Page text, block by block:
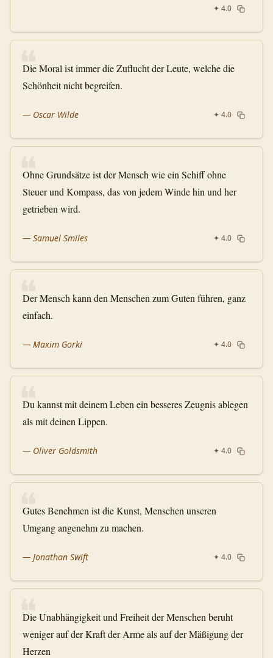
✦ 4.0
❝
Die Moral ist immer die Zuflucht der Leute, welche die
Schönheit nicht begreifen.
— Oscar Wilde ✦ 4.0
❝
Ohne Grundsätze ist der Mensch wie ein Schiff ohne
Steuer und Kompass, das von jedem Winde hin und her
getrieben wird.
— Samuel Smiles ✦ 4.0
❝
Der Mensch kann den Menschen zum Guten führen, ganz
einfach.
— Maxim Gorki ✦ 4.0
❝
Du kannst mit deinem Leben ein besseres Zeugnis ablegen
als mit deinen Lippen.
— Oliver Goldsmith ✦ 4.0
❝
Gutes Benehmen ist die Kunst, Menschen unseren
Umgang angenehm zu machen.
— Jonathan Swift ✦ 4.0
❝
Die Unabhängigkeit und Freiheit der Menschen beruht
weniger auf der Kraft der Arme als auf der Mäßigung der
Herzen